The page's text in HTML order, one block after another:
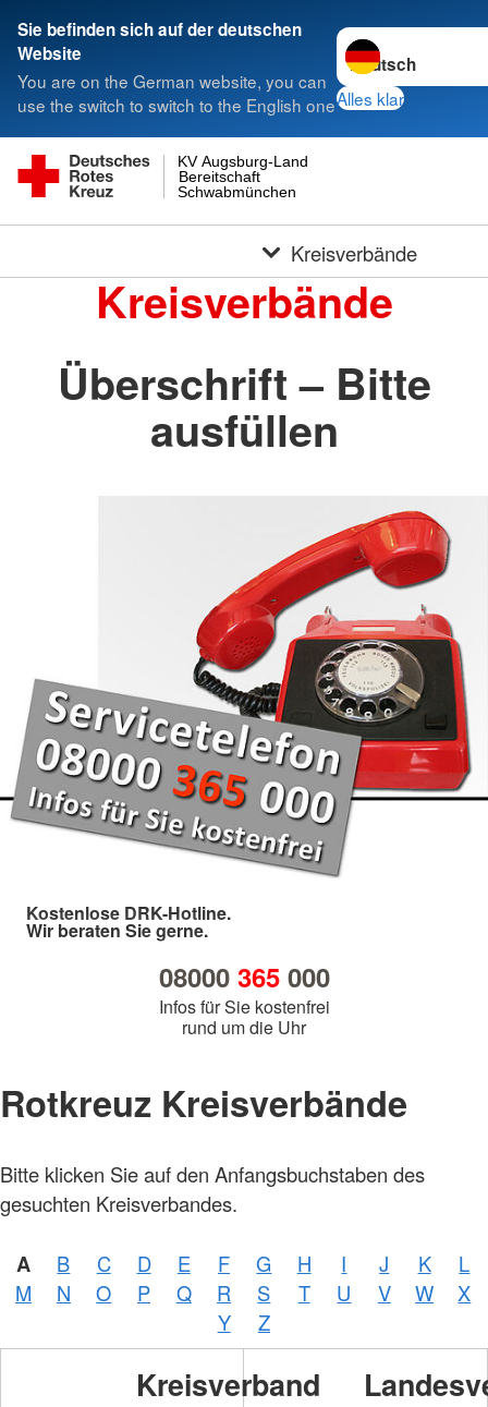
Sie befinden sich auf der deutschen
Website
You are on the German website, you can
use the switch to switch to the English one
Sprache wechseln
Alles klar
Schwabmünchen
Bereitschaft
KV Augsburg-Land
Kreisverbände
Kreisverbände
Überschrift – Bitte
ausfüllen
Kostenlose DRK-Hotline.
Wir beraten Sie gerne.
08000 365000
Infos für Sie kostenfrei
rund um die Uhr
Rotkreuz Kreisverbände
Bitte klicken Sie auf den Anfangsbuchstaben des
gesuchten Kreisverbandes.
A B C D E F G H I J K
L
M
N O P Q R S T U V W
X
Y
Z
Kreisverband